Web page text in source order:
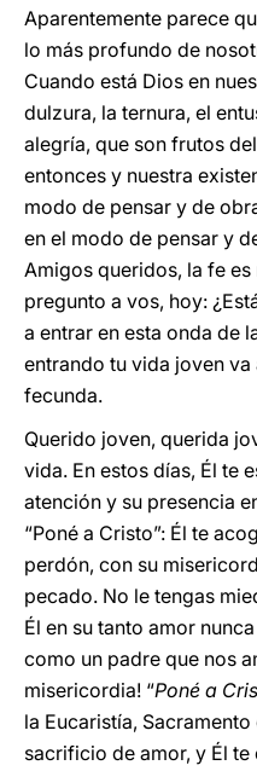
Aparentemente parece
lo más profundo de
Cuando está Dios en
dulzura, la ternura, el
alegría, que son frutos
entonces y nuestra
modo de pensar y de
en el modo de pensar y
Amigos queridos, la fe
pregunto a vos, hoy:
a entrar en esta onda de
entrando tu vida joven va
fecunda.
Querido joven, querida
vida. En estos días, Él te
atención y su presencia
“Poné a Cristo”: Él te
perdón, con su
pecado. No le tengas
Él en su tanto amor
como un padre que nos
misericordia! “Poné a
la Eucaristía,
sacrificio de amor, y Él te